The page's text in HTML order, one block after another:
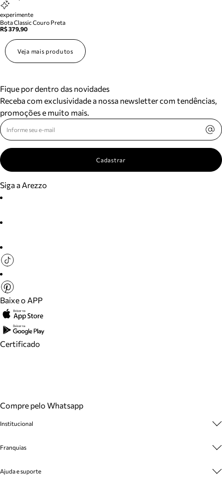
experimente
Bota Classic Couro Preta
R$ 379,90
Veja mais produtos
Fique por dentro das novidades
Receba com exclusividade a nossa newsletter com tendências,
promoções e muito mais.
Cadastrar
Siga a Arezzo
Baixe o APP
Certificado
Compre pelo Whatsapp
Institucional
Cashback
Franquias
Ajuda e suporte